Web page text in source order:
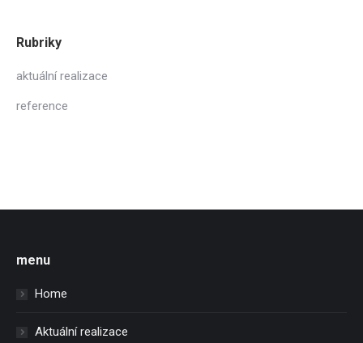
Rubriky
aktuální realizace
reference
menu
Home
Aktuální realizace